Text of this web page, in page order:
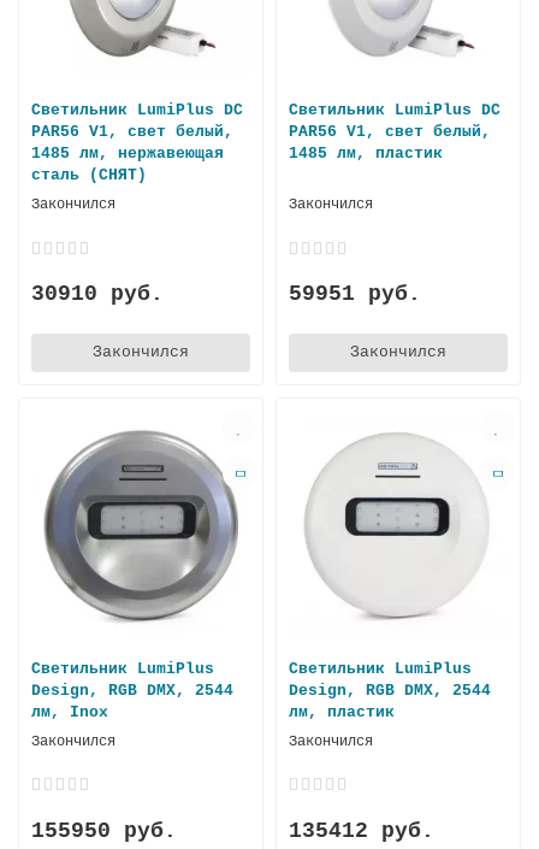
Светильник LumiPlus DC
PAR56 V1, свет белый,
1485 лм, нержавеющая
сталь (СНЯТ)
Закончился
30910 руб.
Закончился
Светильник LumiPlus DC
PAR56 V1, свет белый,
1485 лм, пластик
Закончился
59951 руб.
Закончился
Светильник LumiPlus
Design, RGB DMX, 2544
лм, Inox
Закончился
155950 руб.
Светильник LumiPlus
Design, RGB DMX, 2544
лм, пластик
Закончился
135412 руб.